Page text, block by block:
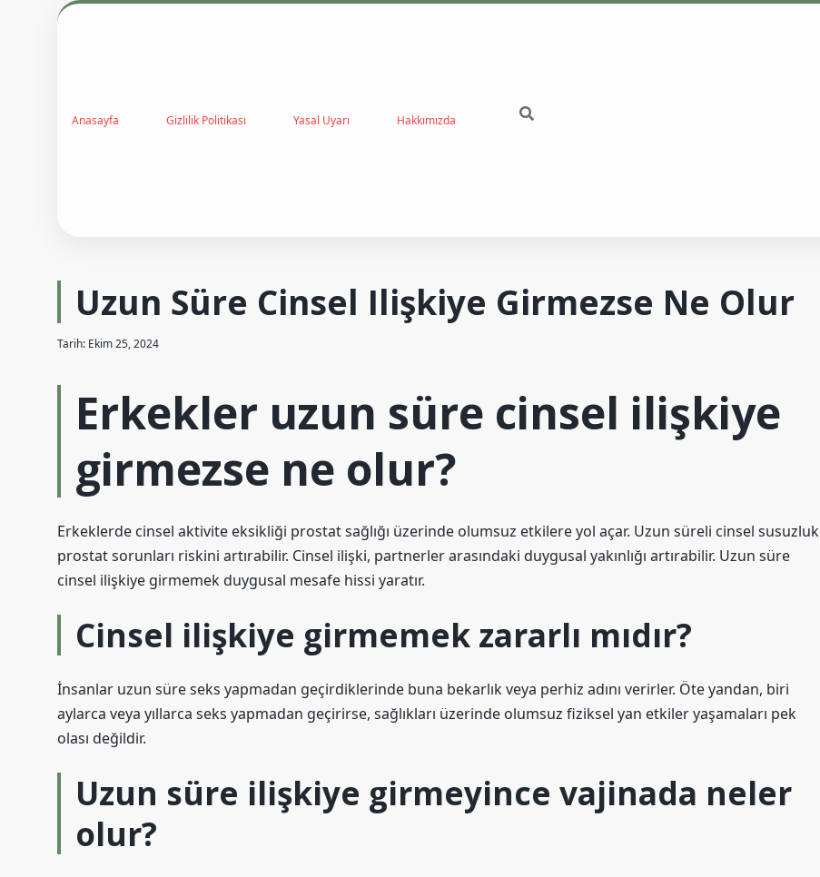
Anasayfa Gizlilik Politikası Yasal Uyarı Hakkımızda
Uzun Süre Cinsel Ilişkiye Girmezse Ne Olur
Tarih: Ekim 25, 2024
Erkekler uzun süre cinsel ilişkiye
girmezse ne olur?
Erkeklerde cinsel aktivite eksikliği prostat sağlığı üzerinde olumsuz etkilere yol açar. Uzun süreli cinsel susuzluk
prostat sorunları riskini artırabilir. Cinsel ilişki, partnerler arasındaki duygusal yakınlığı artırabilir. Uzun süre
cinsel ilişkiye girmemek duygusal mesafe hissi yaratır.
Cinsel ilişkiye girmemek zararlı mıdır?
İnsanlar uzun süre seks yapmadan geçirdiklerinde buna bekarlık veya perhiz adını verirler. Öte yandan, biri
aylarca veya yıllarca seks yapmadan geçirirse, sağlıkları üzerinde olumsuz fiziksel yan etkiler yaşamaları pek
olası değildir.
Uzun süre ilişkiye girmeyince vajinada neler
olur?